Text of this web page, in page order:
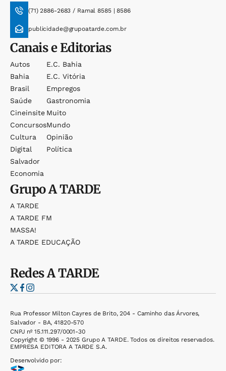
(71) 2886-2683 / Ramal 8585 | 8586
publicidade@grupoatarde.com.br
Canais e Editorias
Autos
Bahia
Brasil
Saúde
Cineinsite
Concursos
Cultura
Digital
Salvador
Economia
E.c. Bahia
E.c. Vitória
Empregos
Gastronomia
Muito
Mundo
Opinião
Política
GrupoA TARDE
A TARDE
A TARDE FM
MASSA!
A TARDE EDUCAÇÃO
RedesA TARDE
Rua Professor Milton Cayres de Brito, 204 - Caminho das Árvores,
Salvador - BA, 41820-570
CNPJ nº 15.111.297/0001-30
Copyright © 1996 - 2025 Grupo A TARDE. Todos os direitos reservados.
EMPRESA EDITORA A TARDE S.A.
Desenvolvido por: